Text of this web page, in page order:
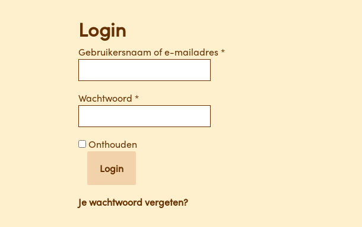
Login
Gebruikersnaam of e-mailadres*Vereist
Wachtwoord *Vereist
Onthouden
Login
Je wachtwoord vergeten?